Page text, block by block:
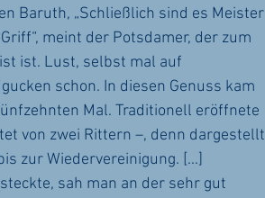
Baruth, „Schließlich sind es Meister
meint der Potsdamer, der zum
ist. Lust, selbst mal auf
schon. In diesen Genuss kam
Mal. Traditionell eröffnete
von zwei Rittern –, denn dargestellt
zur Wiedervereinigung. [...]
sah man an der sehr gut